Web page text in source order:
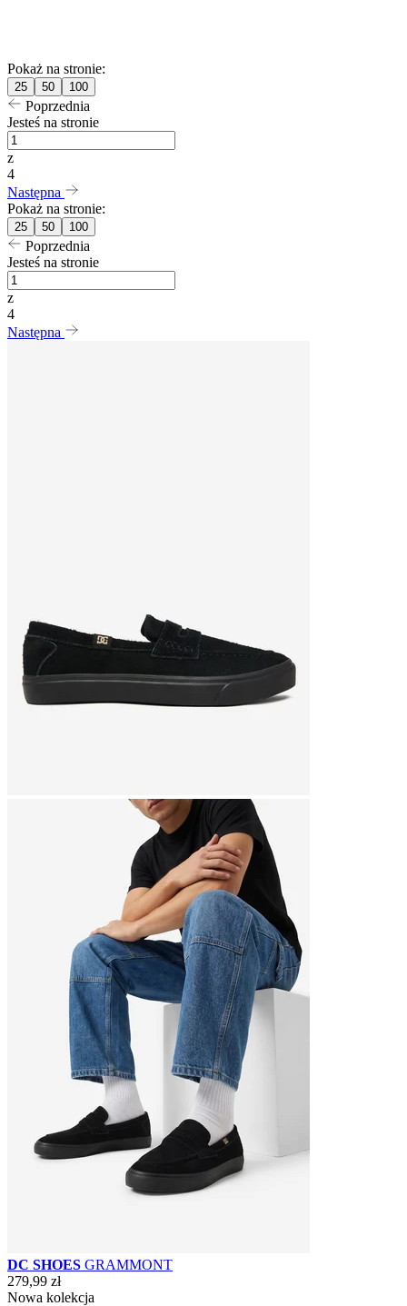
Pokaż na stronie:
25 50 100
Poprzednia
Jesteś na stronie
z
4
Następna
Pokaż na stronie:
25 50 100
Poprzednia
Jesteś na stronie
z
4
Następna
DC SHOES GRAMMONT
279,99 zł
Nowa kolekcja